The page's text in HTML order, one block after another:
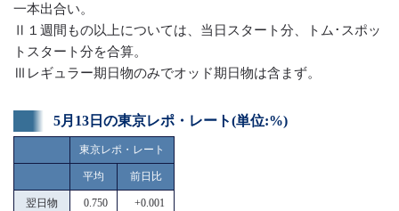
一本出合い。
Ⅱ１週間もの以上については、当日スタート分、トム･スポッ
トスタート分を合算。
Ⅲレギュラー期日物のみでオッド期日物は含まず。
5月13日の東京レポ・レート(単位:%)
東京レポ・レート
平均 前日比
翌日物 0.750 +0.001